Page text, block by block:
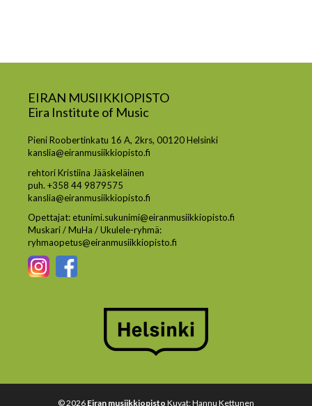
EIRAN MUSIIKKIOPISTO
Eira Institute of Music
Pieni Roobertinkatu 16 A, 2krs, 00120 Helsinki
kanslia@eiranmusiikkiopisto.fi
rehtori Kristiina Jääskeläinen
puh. +358 44 9879575
kanslia@eiranmusiikkiopisto.fi
Opettajat: etunimi.sukunimi@eiranmusiikkiopisto.fi
Muskari / MuHa / Ukulele-ryhmä:
ryhmaopetus@eiranmusiikkiopisto.fi
© 2026 Eiran musiikkiopisto Kuvat: Hannu Kettunen